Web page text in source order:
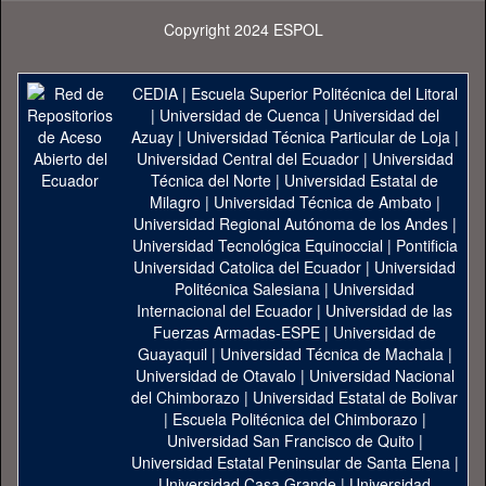
Copyright 2024 ESPOL
CEDIA| Escuela Superior Politécnica del Litoral
| Universidad de Cuenca| Universidad del
Azuay| Universidad Técnica Particular de Loja|
Universidad Central del Ecuador| Universidad
Técnica del Norte | Universidad Estatal de
Milagro | Universidad Técnica de Ambato |
Universidad Regional Autónoma de los Andes|
Universidad Tecnológica Equinoccial| Pontificia
Universidad Catolica del Ecuador | Universidad
Politécnica Salesiana | Universidad
Internacional del Ecuador | Universidad de las
Fuerzas Armadas-ESPE | Universidad de
Guayaquil| Universidad Técnica de Machala|
Universidad de Otavalo | Universidad Nacional
del Chimborazo | Universidad Estatal de Bolivar
| Escuela Politécnica del Chimborazo |
Universidad San Francisco de Quito |
Universidad Estatal Peninsular de Santa Elena|